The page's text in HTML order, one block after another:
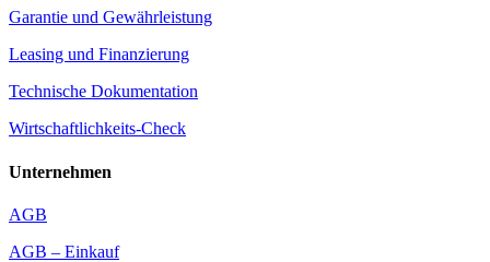
Garantie und Gewährleistung
Leasing und Finanzierung
Technische Dokumentation
Wirtschaftlichkeits-Check
Unternehmen
AGB
AGB – Einkauf